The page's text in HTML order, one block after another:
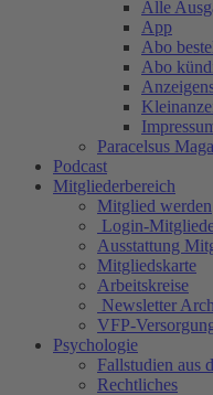
Alle
App
Abo
Abo
Paracelsus
Podcast
Mitgliederbereich
Mitglied werden
Login-
Ausstattung
Mitgliedskarte
Arbeitskreise
Newsletter
VFP-
Psychologie
Fallstudien aus
Rechtliches